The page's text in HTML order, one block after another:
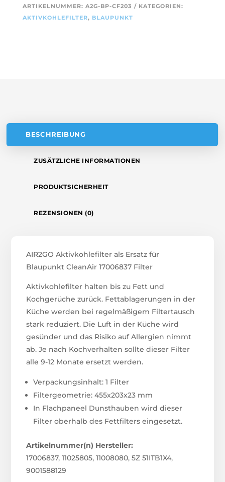
BLAUPUNKT
CLEANAIR
T
E
ARTIKELNUMMER: A2G-BP-CF203
KATEGORIEN:
AKTIVKOHLEFILTER, BLAUPUNKT
BESCHREIBUNG
ZUSÄTZLICHE INFORMATIONEN
PRODUKTSICHERHEIT
REZENSIONEN (0)
AIR2GO Aktivkohlefilter als Ersatz für
Blaupunkt CleanAir 17006837 Filter
Aktivkohlefilter halten bis zu Fett und
Kochgerüche zurück. Fettablagerungen in der
Küche werden bei regelmäßigem Filtertausch
stark reduziert. Die Luft in der Küche wird
gesünder und das Risiko auf Allergien nimmt
ab. Je nach Kochverhalten sollte dieser Filter
alle 9-12 Monate ersetzt werden.
Verpackungsinhalt: 1 Filter
Filtergeometrie: 455x203x23 mm
In Flachpaneel Dunsthauben wird dieser
Filter oberhalb des Fettfilters eingesetzt.
Artikelnummer(n) Hersteller:
17006837, 11025805, 11008080, 5Z 51ITB1X4,
9001588129